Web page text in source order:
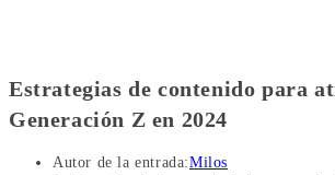
Estrategias de contenido para
Generación Z en 2024
Autor de la entrada:Milos